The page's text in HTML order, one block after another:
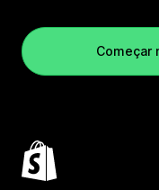
Começar